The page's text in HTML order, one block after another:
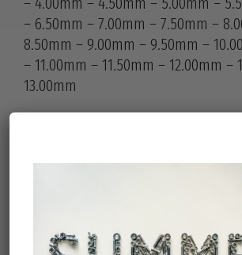
– 6.50mm – 7.00mm – 7.50mm –
8.50mm – 9.00mm – 9.50mm –
– 11.00mm – 11.50mm – 12.00mm –
13.00mm